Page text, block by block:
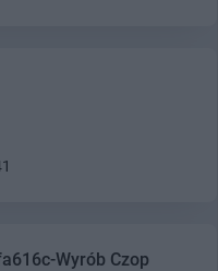
Wyrób Czop